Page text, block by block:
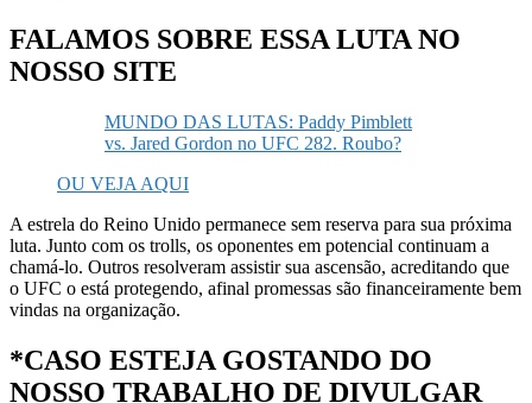
FALAMOS SOBRE ESSA LUTA NO
NOSSO SITE
MUNDO DAS LUTAS: Paddy Pimblett
vs. Jared Gordon no UFC 282. Roubo?
OU VEJA AQUI
A estrela do Reino Unido permanece sem reserva para sua próxima
luta. Junto com os trolls, os oponentes em potencial continuam a
chamá-lo. Outros resolveram assistir sua ascensão, acreditando que
o UFC o está protegendo, afinal promessas são financeiramente bem
vindas na organização.
*CASO ESTEJA GOSTANDO DO
NOSSO TRABALHO DE DIVULGAR